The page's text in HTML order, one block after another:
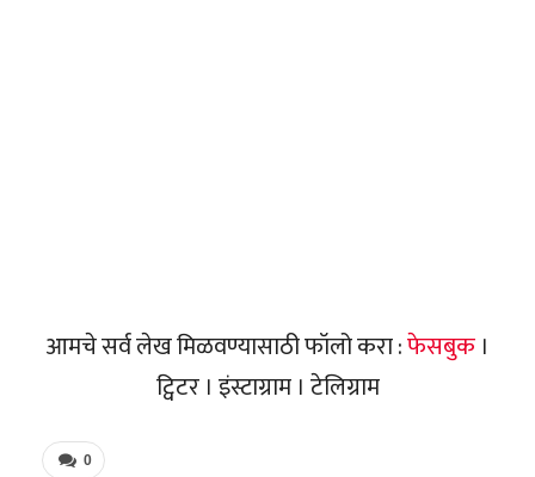
आमचे सर्व लेख मिळवण्यासाठी फॉलो करा :फेसबुक ।
ट्विटर । इंस्टाग्राम । टेलिग्राम
0